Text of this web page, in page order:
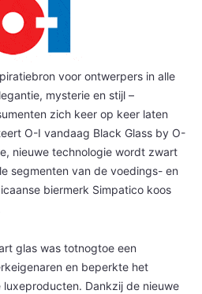
voor ontwerpers in alle
mysterie en stijl –
zich keer op keer laten
O-I vandaag Black Glass by O-
nieuwe technologie wordt zwart
segmenten van de voedings- en
biermerk Simpatico koos
glas was totnogtoe een
en beperkte het
Dankzij de nieuwe